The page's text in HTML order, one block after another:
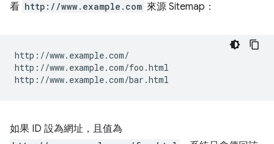
看 http://www.example.com 來源 Sitemap：
http://www.example.com/
http://www.example.com/foo.html
如果 ID 設為網址，且值為